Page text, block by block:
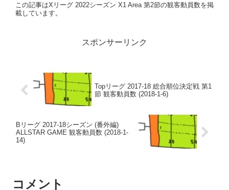
この記事はXリーグ 2022シーズン X1 Area 第2節の観客動員数を掲
載しています。
スポンサーリンク
Topリーグ 2017-18 総合順位決定戦 第1
節 観客動員数 (2018-1-6)
Bリーグ 2017-18シーズン (番外編)
ALLSTAR GAME 観客動員数 (2018-1-
14)
コメント